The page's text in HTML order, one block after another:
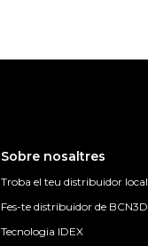
Sobre nosaltres
Troba el teu distribuidor local
Fes-te distribuïdor de BCN3D
Tecnologia IDEX